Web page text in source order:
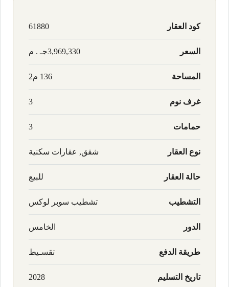
كود العقار 61880
السعر 3,969,330جـ . م
المساحة 136 م2
غرف نوم 3
حمامات 3
نوع العقار شقق, عقارات سكنية
حالة العقار للبيع
التشطيب تشطيب سوبر لوكس
الدور الخامس
طريقة الدفع تقسـيط
تاريخ التسليم 2028